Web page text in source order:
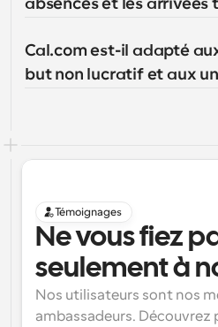
absences et les arrivées
Cal.com est-il adapté
but non lucratif et aux
Témoignages
Ne vous fiez
seulement à
Nos utilisateurs sont nos
ambassadeurs. Découvrez